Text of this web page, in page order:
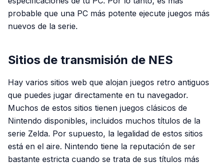
probable que una PC más potente ejecute juegos más
nuevos de la serie.
Sitios de transmisión de NES
Hay varios sitios web que alojan juegos retro antiguos
que puedes jugar directamente en tu navegador.
Muchos de estos sitios tienen juegos clásicos de
Nintendo disponibles, incluidos muchos títulos de la
serie Zelda. Por supuesto, la legalidad de estos sitios
está en el aire. Nintendo tiene la reputación de ser
bastante estricta cuando se trata de sus títulos más